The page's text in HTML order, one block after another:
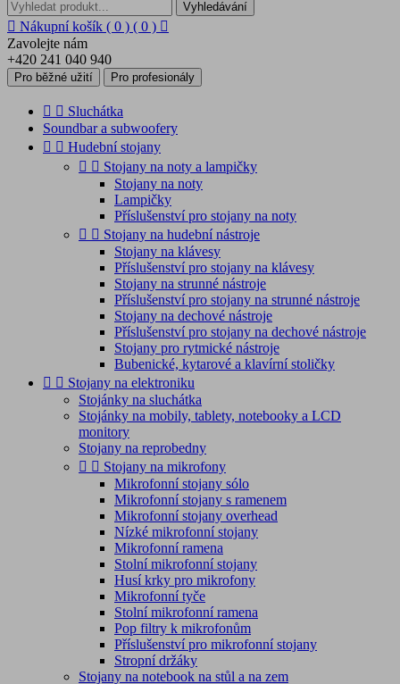
Vyhledávání
 Nákupní košík ( 0 ) ( 0 ) 
Zavolejte nám
+420 241 040 940
Pro běžné užití Pro profesionály
  Sluchátka
Soundbar a subwoofery
  Hudební stojany
  Stojany na noty a lampičky
Stojany na noty
Lampičky
Příslušenství pro stojany na noty
  Stojany na hudební nástroje
Stojany na klávesy
Příslušenství pro stojany na klávesy
Stojany na strunné nástroje
Příslušenství pro stojany na strunné nástroje
Stojany na dechové nástroje
Příslušenství pro stojany na dechové nástroje
Stojany pro rytmické nástroje
Bubenické, kytarové a klavírní stoličky
  Stojany na elektroniku
Stojánky na sluchátka
Stojánky na mobily, tablety, notebooky a LCD
monitory
Stojany na reprobedny
  Stojany na mikrofony
Mikrofonní stojany sólo
Mikrofonní stojany s ramenem
Mikrofonní stojany overhead
Nízké mikrofonní stojany
Mikrofonní ramena
Stolní mikrofonní stojany
Husí krky pro mikrofony
Mikrofonní tyče
Stolní mikrofonní ramena
Pop filtry k mikrofonům
Příslušenství pro mikrofonní stojany
Stropní držáky
Stojany na notebook na stůl a na zem